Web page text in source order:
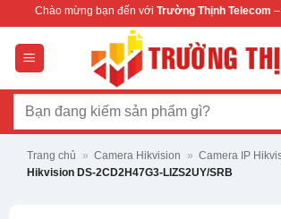
dung
bạn đến vớiTrường Thịnh Telecom– Chuyên cung
Tìm
Trang chủ » Camera Hikvision » Camera IP
Hikvision DS-2CD2H47G3-LIZS2UY/SRB